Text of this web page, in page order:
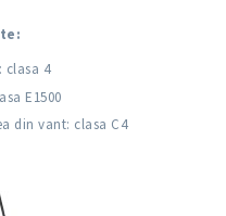
clasa 4
E1500
din vant: clasa C4